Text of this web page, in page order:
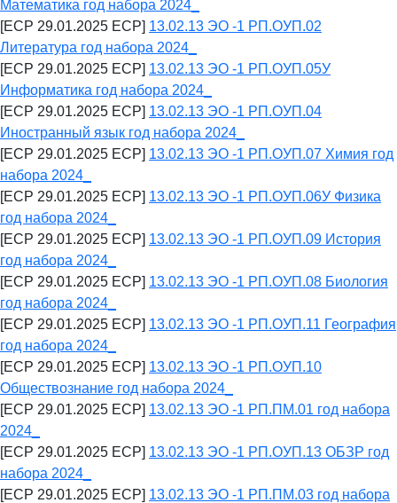
Математика год набора 2024_
[ECP 29.01.2025 ECP] 13.02.13 ЭО -1 РП.ОУП.02
Литература год набора 2024_
[ECP 29.01.2025 ECP] 13.02.13 ЭО -1 РП.ОУП.05У
Информатика год набора 2024_
[ECP 29.01.2025 ECP] 13.02.13 ЭО -1 РП.ОУП.04
Иностранный язык год набора 2024_
[ECP 29.01.2025 ECP] 13.02.13 ЭО -1 РП.ОУП.07 Химия год
набора 2024_
[ECP 29.01.2025 ECP] 13.02.13 ЭО -1 РП.ОУП.06У Физика
год набора 2024_
[ECP 29.01.2025 ECP] 13.02.13 ЭО -1 РП.ОУП.09 История
год набора 2024_
[ECP 29.01.2025 ECP] 13.02.13 ЭО -1 РП.ОУП.08 Биология
год набора 2024_
[ECP 29.01.2025 ECP] 13.02.13 ЭО -1 РП.ОУП.11 География
год набора 2024_
[ECP 29.01.2025 ECP] 13.02.13 ЭО -1 РП.ОУП.10
Обществознание год набора 2024_
[ECP 29.01.2025 ECP] 13.02.13 ЭО -1 РП.ПМ.01 год набора
2024_
[ECP 29.01.2025 ECP] 13.02.13 ЭО -1 РП.ОУП.13 ОБЗР год
набора 2024_
[ECP 29.01.2025 ECP] 13.02.13 ЭО -1 РП.ПМ.03 год набора